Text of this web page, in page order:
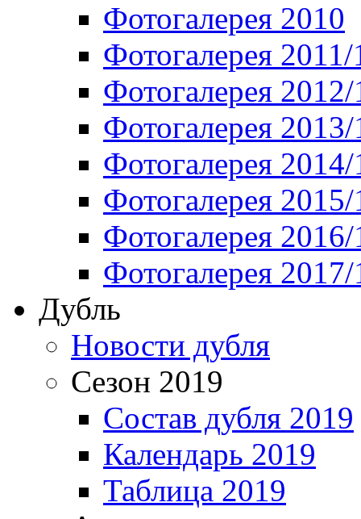
Фотогалерея 2010
Фотогалерея 2011/
Фотогалерея
Фотогалерея
Фотогалерея
Фотогалерея
Фотогалерея
Фотогалерея
Дубль
Новости дубля
Сезон 2019
Состав дубля 2019
Календарь 2019
Таблица 2019